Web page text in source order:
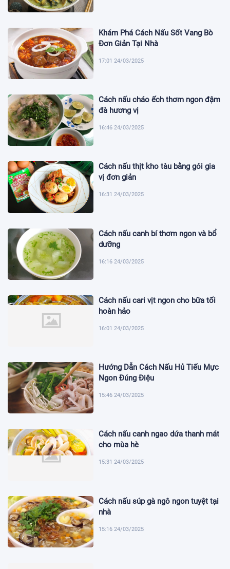
Khám Phá Cách Nấu Sốt Vang Bò
Đơn Giản Tại Nhà
17:01 24/03/2025
Cách nấu cháo ếch thơm ngon đậm
đà hương vị
16:46 24/03/2025
Cách nấu thịt kho tàu bằng gói gia
vị đơn giản
16:31 24/03/2025
Cách nấu canh bí thơm ngon và bổ
dưỡng
16:16 24/03/2025
Cách nấu cari vịt ngon cho bữa tối
hoàn hảo
16:01 24/03/2025
Hướng Dẫn Cách Nấu Hủ Tiếu Mực
Ngon Đúng Điệu
15:46 24/03/2025
Cách nấu canh ngao dứa thanh mát
cho mùa hè
15:31 24/03/2025
Cách nấu súp gà ngô ngon tuyệt tại
nhà
15:16 24/03/2025